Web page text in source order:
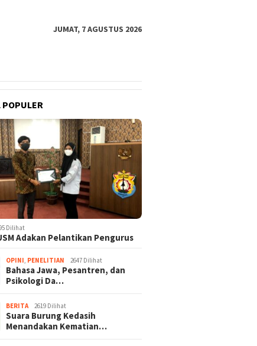
JUMAT, 7 AGUSTUS 2026
Dilihat
Adakan Pelantikan Pengurus
OPINI PENELITIAN 2647 Dilihat
Bahasa Jawa, Pesantren, dan
Psikologi Da…
BERITA 2619 Dilihat
Suara Burung Kedasih
Menandakan Kematian…